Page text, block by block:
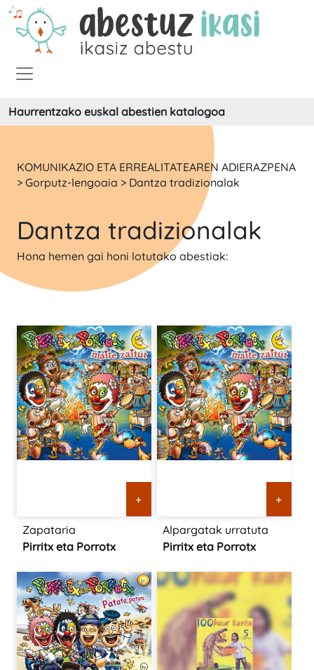
Haurrentzako euskal abestien katalogoa
KOMUNIKAZIO ETA ERREALITATEAREN ADIERAZPENA
> Gorputz-lengoaia > Dantza tradizionalak
Dantza tradizionalak
Hona hemen gai honi lotutako abestiak:
+
Zapataria
Pirritx eta Porrotx
+
Alpargatak urratuta
Pirritx eta Porrotx